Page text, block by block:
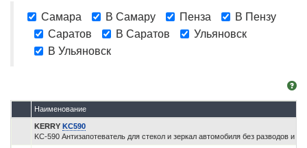
Самара В Самару Пенза
В Пензу
Саратов
В Саратов
Ульяновск
В Ульяновск
Наименование
KERRY KC590
KC-590 Антизапотеватель для стекол и зеркал автомобиля без разводов и